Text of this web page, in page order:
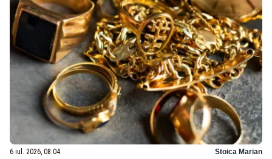
6 iul. 2026, 08:04 Stoica Marian